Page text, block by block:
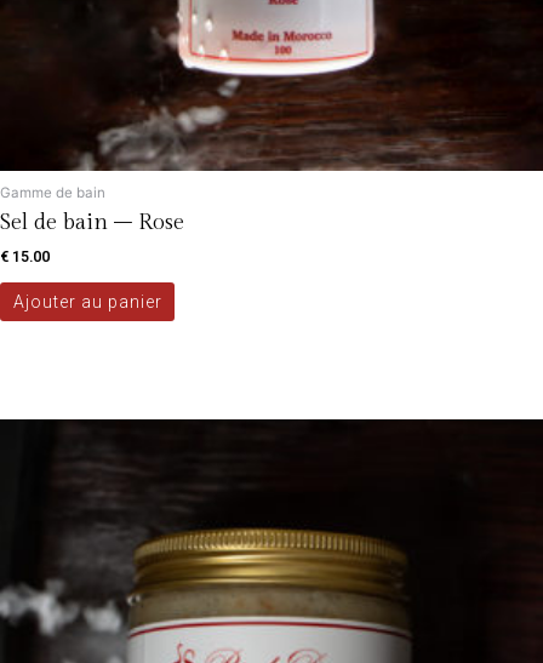
Gamme de bain
Sel de bain – Rose
€ 15.00
Ajouter au panier